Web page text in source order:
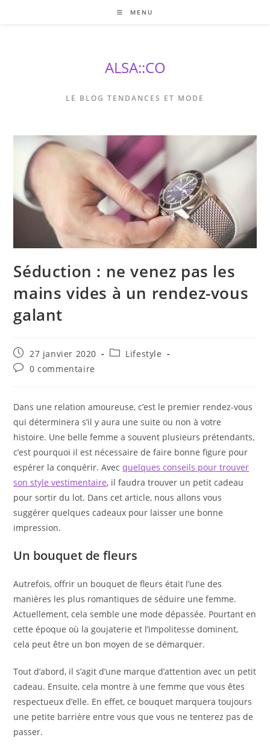
MENU
ALSA::CO
LE BLOG TENDANCES ET MODE
Séduction : ne venez pas les
mains vides à un rendez-vous
galant
Publication
publiée :
27 janvier 2020
PostLifestyle
Commentaires
publication :
0 commentaire
Dans une relation amoureuse, c’est le premier rendez-vous
qui déterminera s’il y aura une suite ou non à votre
histoire. Une belle femme a souvent plusieurs prétendants,
c’est pourquoi il est nécessaire de faire bonne figure pour
espérer la conquérir. Avecquelques conseils pour trouver
son style vestimentaire, il faudra trouver un petit cadeau
pour sortir du lot. Dans cet article, nous allons vous
suggérer quelques cadeaux pour laisser une bonne
impression.
Un bouquet de fleurs
Autrefois, offrir un bouquet de fleurs était l’une des
manières les plus romantiques de séduire une femme.
Actuellement, cela semble une mode dépassée. Pourtant en
cette époque où la goujaterie et l’impolitesse dominent,
cela peut être un bon moyen de se démarquer.
Tout d’abord, il s’agit d’une marque d’attention avec un petit
cadeau. Ensuite, cela montre à une femme que vous êtes
respectueux d’elle. En effet, ce bouquet marquera toujours
une petite barrière entre vous que vous ne tenterez pas de
passer.